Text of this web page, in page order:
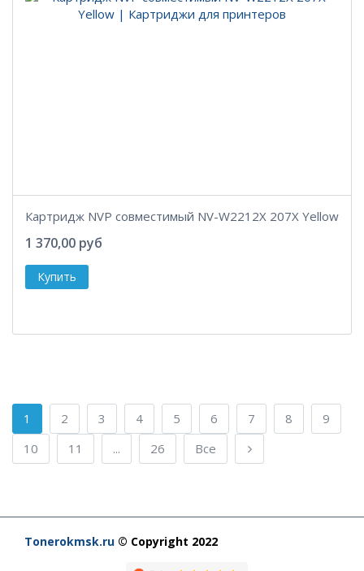
Картридж NVP совместимый NV-W2212X 207X Yellow
1 370,00 руб
1 2 3 4 5 6 7 8
9
10
11 ... 26 Все
Tonerokmsk.ru © Copyright 2022